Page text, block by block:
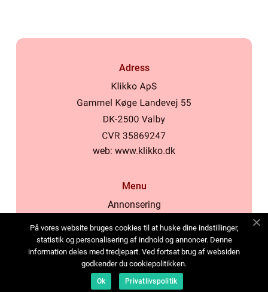
Adress
web: www.klikko.dk
Menu
Annonsering
Cookies
Kontakta oss
Sitemap
På vores website bruges cookies til at huske dine indstillinger,
statistik og personalisering af indhold og annoncer. Denne
information deles med tredjepart. Ved fortsat brug af websiden
godkender du cookiepolitikken.
Ok Privatlivspolitik